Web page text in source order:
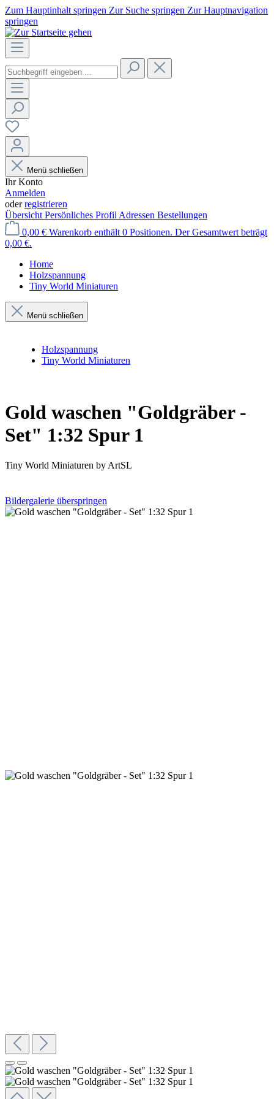
Zum Hauptinhalt springen Zur Suche springen Zur Hauptnavigation
springen
Menü schließen
Ihr Konto
Anmelden
oderregistrieren
Übersicht Persönliches Profil Adressen Bestellungen
0,00 € Warenkorb enthält 0 Positionen. Der Gesamtwert beträgt
0,00 €.
Home
Holzspannung
Tiny World Miniaturen
Menü schließen
Holzspannung
Tiny World Miniaturen
Gold waschen "Goldgräber -
Set" 1:32 Spur 1
Tiny World Miniaturen by ArtSL
Bildergalerie überspringen